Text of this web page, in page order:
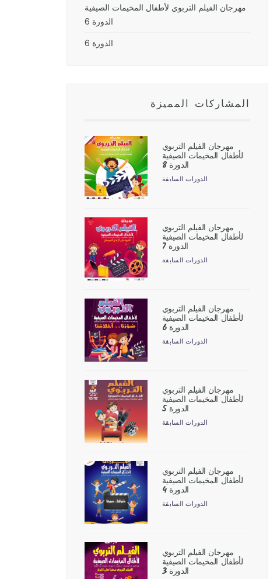
مهرجان الفيلم التربوي لأطفال المخيمات الصيفية
الدورة 6
الدورة 6
المشاركات المميزة
مهرجان الفيلم التربوي
لأطفال المخيمات الصيفية
الدورة 8
الدورات السابقة
مهرجان الفيلم التربوي
لأطفال المخيمات الصيفية
الدورة 7
الدورات السابقة
مهرجان الفيلم التربوي
لأطفال المخيمات الصيفية
الدورة 6
الدورات السابقة
مهرجان الفيلم التربوي
لأطفال المخيمات الصيفية
الدورة 5
الدورات السابقة
مهرجان الفيلم التربوي
لأطفال المخيمات الصيفية
الدورة 4
الدورات السابقة
مهرجان الفيلم التربوي
لأطفال المخيمات الصيفية
الدورة 3